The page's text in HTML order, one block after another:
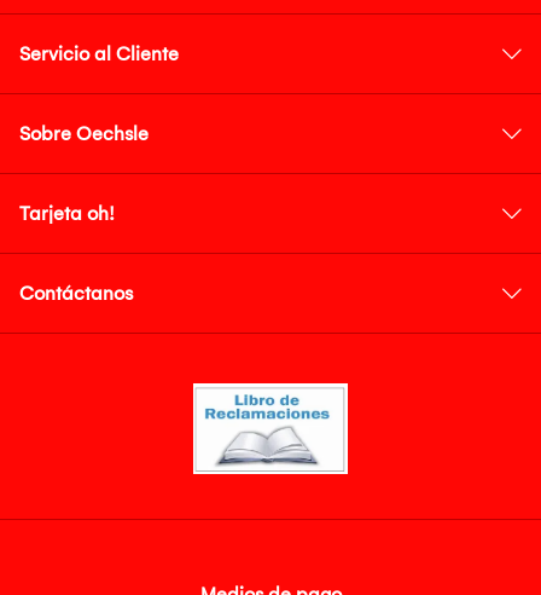
Servicio al Cliente
Sobre Oechsle
Tarjeta oh!
Contáctanos